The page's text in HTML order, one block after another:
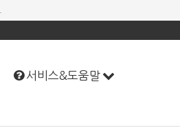
서비스&도움말